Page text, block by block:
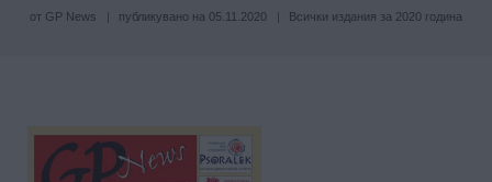
от GP News публикувано на 05.11.2020 Всички издания за 2020 година